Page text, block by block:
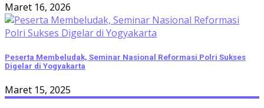
Maret 16, 2026
Peserta Membeludak, Seminar Nasional Reformasi Polri Sukses
Digelar di Yogyakarta
Maret 15, 2025